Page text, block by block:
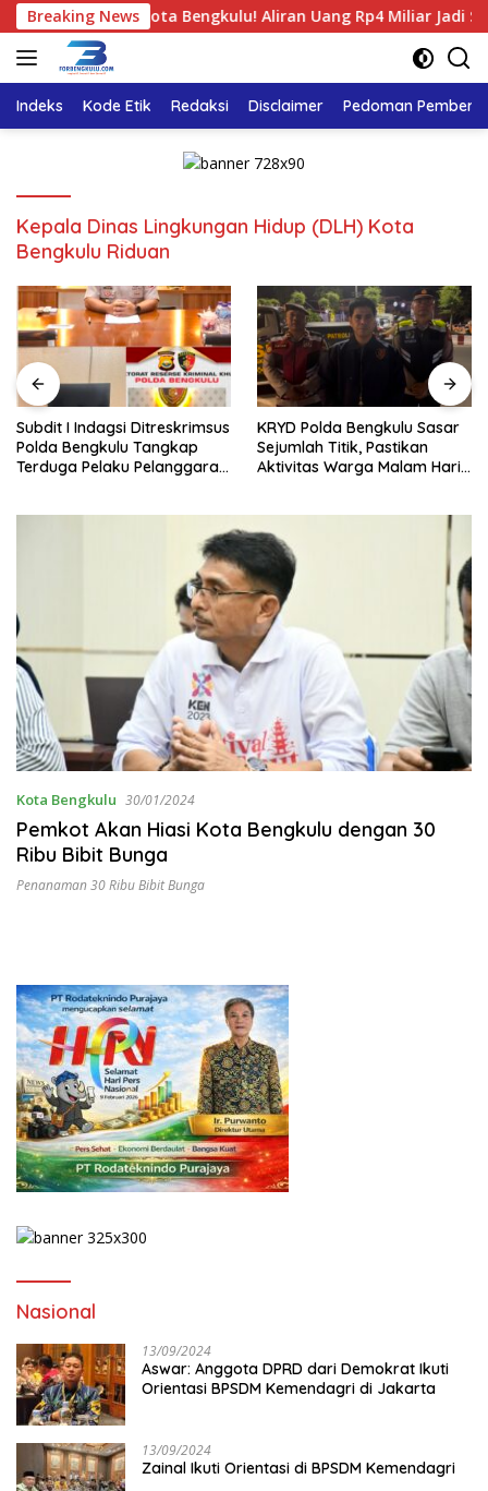
Langsung
ke
konten
Breaking News
Dinas PUPR Kota Bengkulu! Aliran Uang Rp4 Miliar Jadi
Indeks Kode Etik Redaksi Disclaimer Pedoman
Kepala Dinas Lingkungan Hidup (DLH) Kota
Bengkulu Riduan
Subdit I Indagsi Ditreskrimsus
Polda Bengkulu Tangkap
Terduga Pelaku Pelanggaran
KRYD Polda Bengkulu Sasar
Sejumlah Titik, Pastikan
Aktivitas Warga Malam Hari
Kota Bengkulu 30/01/2024
Pemkot Akan Hiasi Kota Bengkulu dengan 30
Ribu Bibit Bunga
Penanaman 30 Ribu Bibit Bunga
Nasional
13/09/2024
Aswar: Anggota DPRD dari Demokrat Ikuti
Orientasi BPSDM Kemendagri di Jakarta
13/09/2024
Zainal Ikuti Orientasi di BPSDM Kemendagri